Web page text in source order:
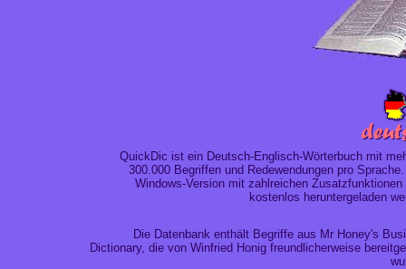
QuickDic ist ein Deutsch-Englisch-Wörterbuch mit
300.000 Begriffen und Redewendungen pro
Windows-Version mit zahlreichen Zusatzfunktionen
kostenlos heruntergeladen
Die Datenbank enthält Begriffe aus Mr Honey's
Dictionary, die von Winfried Honig freundlicherweise